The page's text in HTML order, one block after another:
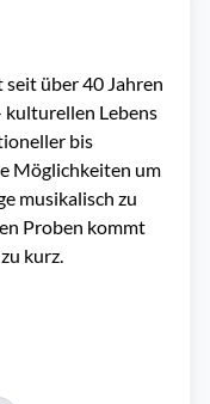
über 40 Jahren
kulturellen Lebens
bis
Möglichkeiten um
musikalisch zu
Proben kommt
kurz.